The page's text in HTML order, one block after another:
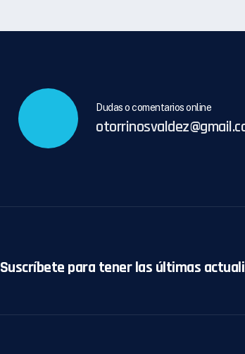
Dudas o comentarios online
Suscríbete para tener las últimas